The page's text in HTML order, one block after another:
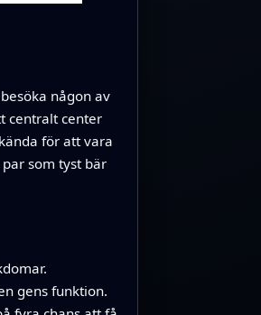
någon av
centralt center
för att vara
som tyst bär
gens funktion.